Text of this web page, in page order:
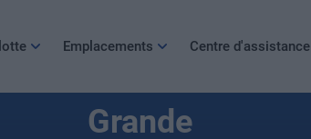
Emplacements Centre d'assistance
Grande